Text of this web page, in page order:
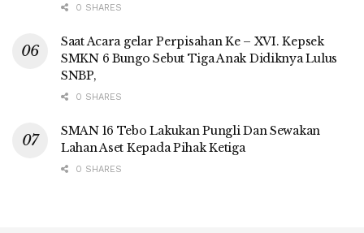
0 SHARES
Saat Acara gelar Perpisahan Ke – XVI. Kepsek
SMKN 6 Bungo Sebut Tiga Anak Didiknya Lulus
SNBP,
0 SHARES
SMAN 16 Tebo Lakukan Pungli Dan Sewakan
Lahan Aset Kepada Pihak Ketiga
0 SHARES